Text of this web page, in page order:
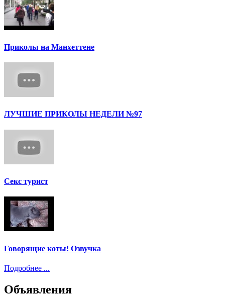
Приколы на Манхеттене
ЛУЧШИЕ ПРИКОЛЫ НЕДЕЛИ №97
Секс турист
Говорящие коты! Озвучка
Подробнее ...
Объявления